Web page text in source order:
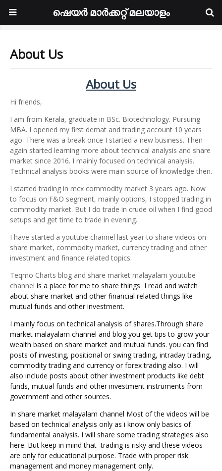
ഷെയർ മാർക്കറ്റ് മലയാളം
About Us
About Us
Hi friends,
I am from Kerala, graduate in BSc. Biotechnology. Pursuing
MBA. I opened my first demat and trading account 10 years
ago. There was a break once I started a new business. Then
again started learning more about technical analysis and share
market since 2016. I mainly focused on technical analysis.
Technical analysis books were main source of knowledge then.
I started trading in mcx commodity market 3 years ago. Now
to focus on F&O segment, mainly options, I stopped trading in
commodity market. But I do trade in crude oil when I find good
setups and get time to trade in evening.
I have started a youtube channel last year to share videos on
share market, commodity market, currency trading and other
investment and finance related topics.
Teqmo Charts blog and share market malayalam youtube
channel is a place for me to share things  I read and watch
about share market and other financial related things like
mutual funds and other investment.
I mainly focus on technical analysis of shares.Through share
market malayalam channel and blog you get tips to grow your
wealth based on share market and mutual funds. you can find
posts of investing, positional or swing trading, intraday trading,
commodity trading and currency or forex trading also. I will
also include posts about other investment products like debt
funds, mutual funds and other investment instruments from
government and other sources.
In share market malayalam channel Most of the videos will be
based on technical analysis only as i know only basics of
fundamental analysis. I will share some trading strategies also
here. But keep in mind that  trading is risky and these videos
are only for educational purpose. Trade with proper risk
management and money management only.